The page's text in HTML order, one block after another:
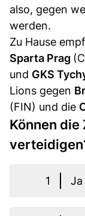
also, gegen
werden.
Zu Hause
Sparta Prag
und GKS
Lions gegen
(FIN) und die
Können die
1 Ja